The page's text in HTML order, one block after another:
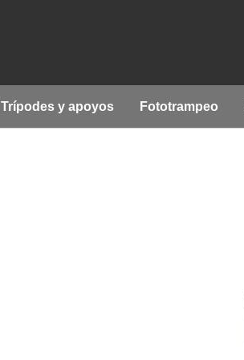
Trípodes y apoyos Fototrampeo